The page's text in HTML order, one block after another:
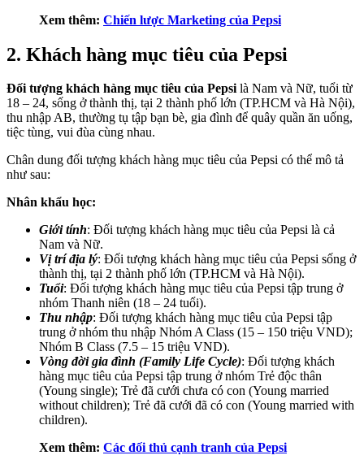
Xem thêm: Chiến lược Marketing của Pepsi
2. Khách hàng mục tiêu của Pepsi
Đối tượng khách hàng mục tiêu của Pepsilà Nam và Nữ, tuổi từ
18 – 24, sống ở thành thị, tại 2 thành phố lớn (TP.HCM và Hà Nội),
thu nhập AB, thường tụ tập bạn bè, gia đình để quây quần ăn uống,
tiệc tùng, vui đùa cùng nhau.
Chân dung đối tượng khách hàng mục tiêu của Pepsi có thể mô tả
như sau:
Nhân khẩu học:
Giới tính: Đối tượng khách hàng mục tiêu của Pepsi là cả
Nam và Nữ.
Vị trí địa lý: Đối tượng khách hàng mục tiêu của Pepsi sống ở
thành thị, tại 2 thành phố lớn (TP.HCM và Hà Nội).
Tuổi: Đối tượng khách hàng mục tiêu của Pepsi tập trung ở
nhóm Thanh niên (18 – 24 tuổi).
Thu nhập: Đối tượng khách hàng mục tiêu của Pepsi tập
trung ở nhóm thu nhập Nhóm A Class (15 – 150 triệu VND);
Nhóm B Class (7.5 – 15 triệu VND).
Vòng đời gia đình (Family Life Cycle): Đối tượng khách
hàng mục tiêu của Pepsi tập trung ở nhóm Trẻ độc thân
(Young single); Trẻ đã cưới chưa có con (Young married
without children); Trẻ đã cưới đã có con (Young married with
children).
Xem thêm: Các đối thủ cạnh tranh của Pepsi